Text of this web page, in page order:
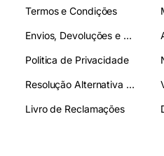
Termos e Condições
Envios, Devoluções e Pagamentos
Politica de Privacidade
Resolução Alternativa de Litígios
Livro de Reclamações